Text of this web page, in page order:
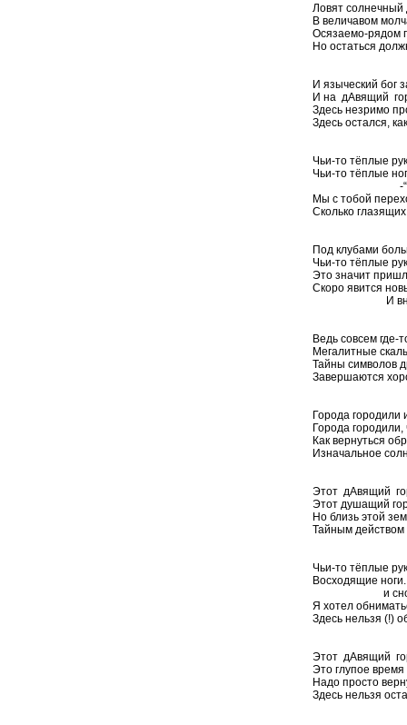
Ловят солнечный
В величавом
Осязаемо-рядом
Но остаться
И языческий бог
И на дАвящий
Здесь незримо
Здесь остался,
Чьи-то тёплые
Чьи-то тёплые
-“Не
Мы с тобой
Сколько
Под клубами
Чьи-то тёплые
Это значит
Скоро явится
И вновь
Ведь совсем где-
Мегалитные
Тайны символов
Завершаются
Города городили
Города
Как вернуться
Изначальное
Этот дАвящий
Этот душащий
Но близь этой
Тайным действом
Чьи-то тёплые
Восходящие
и снова
Я хотел
Здесь нельзя (!)
Этот дАвящий
Это глупое
Надо просто
Здесь нельзя